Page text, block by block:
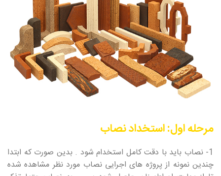
مرحله اول: استخداد نصاب
1- نصاب باید با دقت کامل استخدام شود . بدین صورت که ابتدا
چندین نمونه از پروژه های اجرایی نصاب مورد نظر مشاهده شده